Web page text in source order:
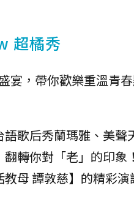
超橘秀
宴，帶你歡樂重溫青
歌后秀蘭瑪雅、美聲
轉你對「老」的印象
母 譚敦慈】的精彩